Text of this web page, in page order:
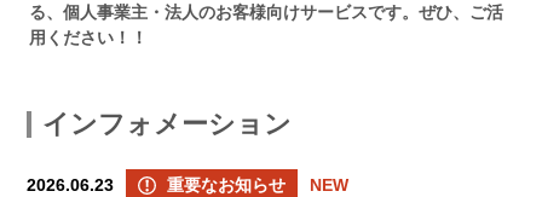
る、個人事業主・法人のお客様向けサービスです。ぜひ、ご活
用ください！！
インフォメーション
2026.06.23 重要なお知らせ NEW